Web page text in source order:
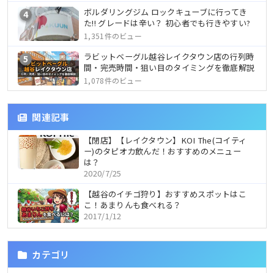
4
ボルダリングジム ロックキューブに行ってき
た!! グレードは辛い？ 初心者でも行きやすい?
1,351件のビュー
5
ラビットベーグル越谷レイクタウン店の行列時
間・完売時間・狙い目のタイミングを徹底解説
1,078件のビュー
関連記事
【閉店】【レイクタウン】KOI The(コイティ
ー)のタピオカ飲んだ！おすすめのメニュー
は？
2020/7/25
【越谷のイチゴ狩り】おすすめスポットはこ
こ！あまりんも食べれる？
2017/1/12
カテゴリ